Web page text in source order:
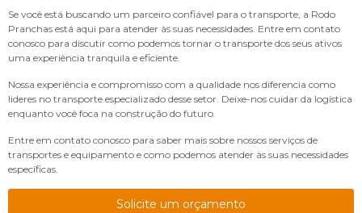
Se você está buscando um parceiro confiável para o transporte, a Rodo
Pranchas está aqui para atender às suas necessidades. Entre em contato
conosco para discutir como podemos tornar o transporte dos seus ativos
uma experiência tranquila e eficiente.
Nossa experiência e compromisso com a qualidade nos diferencia como
lideres no transporte especializado desse setor. Deixe-nos cuidar da logística
enquanto você foca na construção do futuro.
Entre em contato conosco para saber mais sobre nossos serviços de
transportes e equipamento e como podemos atender às suas necessidades
específicas.
Solicite um orçamento